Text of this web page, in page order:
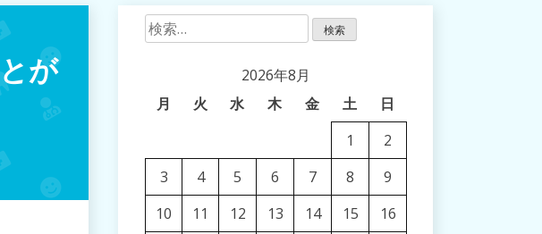
が
検
索:
2026年8月
月
火 水 木 金 土 日
1
2
3
4 5 6 7 8
9
10
11 12 13 14 15
16